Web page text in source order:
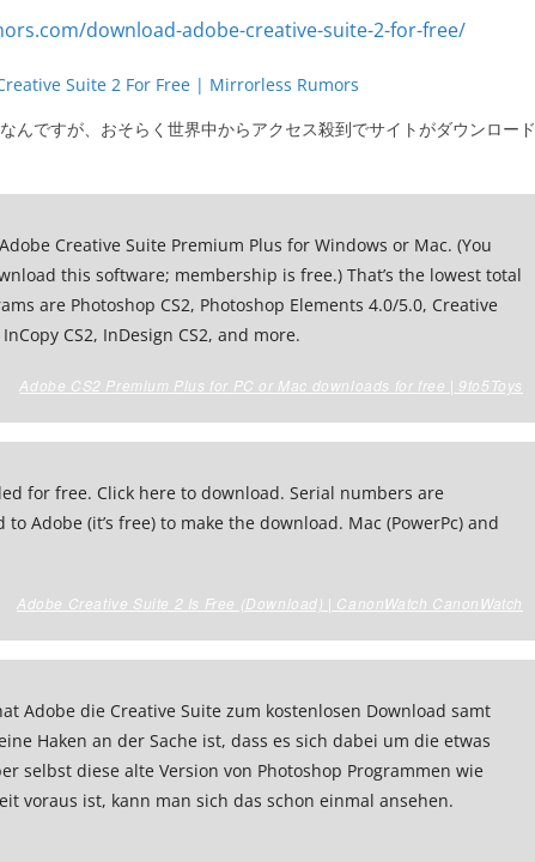
Suite 2 For Free | Mirrorless Rumors
んですが、おそらく世界中からアクセス殺到でサイトがダウンロード
Creative Suite Premium Plus for Windows or Mac. (You
this software; membership is free.) That’s the lowest total
are Photoshop CS2, Photoshop Elements 4.0/5.0, Creative
CS2, InDesign CS2, and more.
Adobe CS2 Premium Plus for PC or Mac downloads for free | 9to5Toys
for free. Click here to download. Serial numbers are
Adobe (it’s free) to make the download. Mac (PowerPc) and
Adobe Creative Suite 2 Is Free (Download) | CanonWatch CanonWatch
Adobe die Creative Suite zum kostenlosen Download samt
Haken an der Sache ist, dass es sich dabei um die etwas
selbst diese alte Version von Photoshop Programmen wie
voraus ist, kann man sich das schon einmal ansehen.